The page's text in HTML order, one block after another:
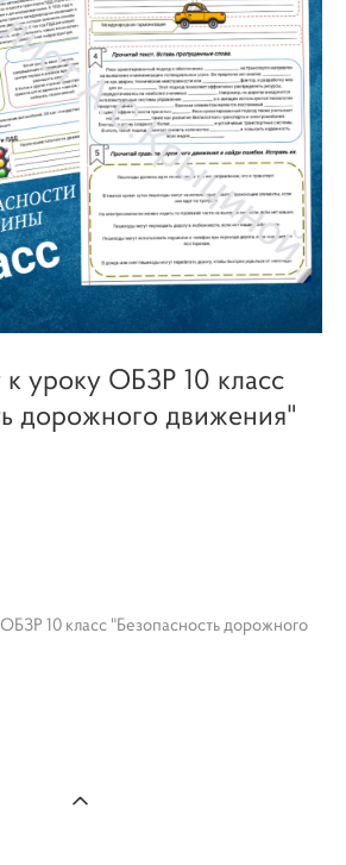
к уроку ОБЗР 10 класс
дорожного движения"
10 класс "Безопасность дорожного